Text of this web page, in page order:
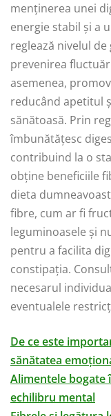
menținerea unei
energie stabil și a
reglează nivelul
prevenirea
asemenea,
reducând apetitul
sănătoasă. Prin
îmbunătățesc
contribuind la o
obține beneficiile
dieta
fibre, cum ar fi
leguminoasele și
pentru a facilita
constipația.
necesarul
eventualele
De ce este
sănătatea
Alimentele bogate
echilibru mental